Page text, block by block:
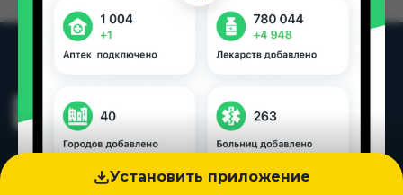
Установить приложение